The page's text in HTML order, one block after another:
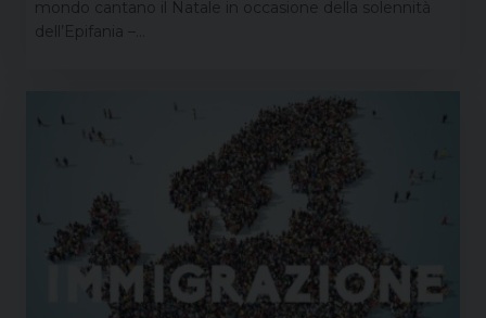
mondo cantano il Natale in occasione della solennità
dell’Epifania –…